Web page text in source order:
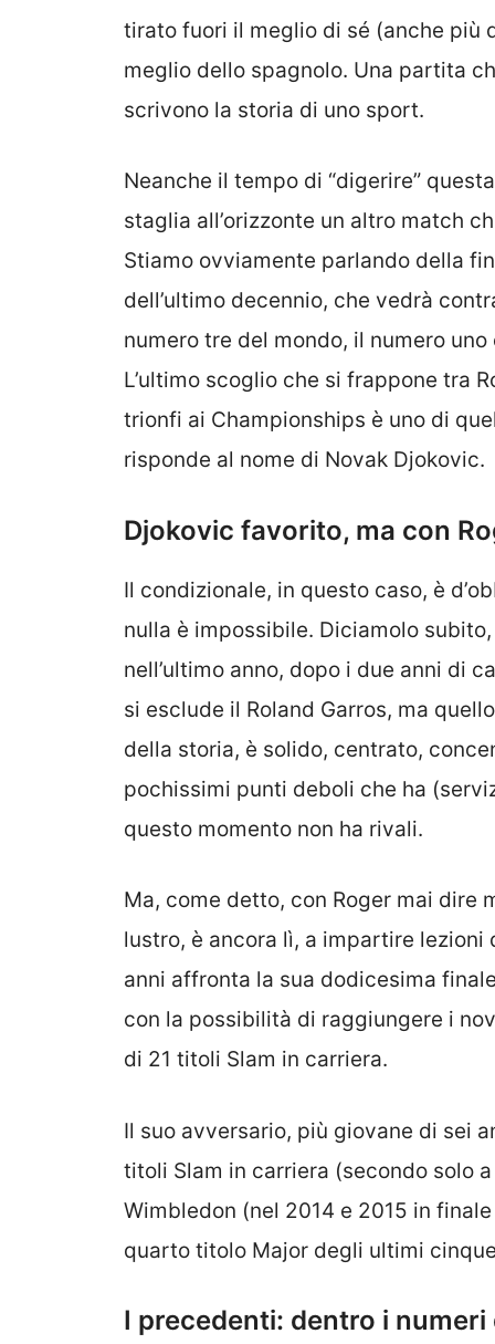
tirato fuori il meglio di sé (anche più
meglio dello spagnolo. Una partita
scrivono la storia di uno sport.
Neanche il tempo di “digerire”
staglia all’orizzonte un altro match
Stiamo ovviamente parlando della
dell’ultimo decennio, che vedrà
numero tre del mondo, il numero
L’ultimo scoglio che si frappone tra
trionfi ai Championships è uno di
risponde al nome di Novak Djokovic.
Djokovic favorito, ma con
Il condizionale, in questo caso, è
nulla è impossibile. Diciamolo
nell’ultimo anno, dopo i due anni di
si esclude il Roland Garros, ma
della storia, è solido, centrato,
pochissimi punti deboli che ha
questo momento non ha rivali.
Ma, come detto, con Roger mai dire
lustro, è ancora lì, a impartire
anni affronta la sua dodicesima
con la possibilità di raggiungere i
di 21 titoli Slam in carriera.
Il suo avversario, più giovane di sei
titoli Slam in carriera (secondo solo
Wimbledon (nel 2014 e 2015 in
quarto titolo Major degli ultimi
I precedenti: dentro i